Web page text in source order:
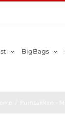
BigBags